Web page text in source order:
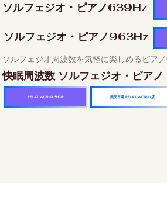
ソルフェジオ・ピアノ639Hz
ソルフェジオ・ピアノ963Hz
ソルフェジオ周波数を気軽に楽しめるピア
快眠周波数 ソルフェジオ・ピア
RELAX WORLD SHOP 楽天市場 RELAX WORLD店